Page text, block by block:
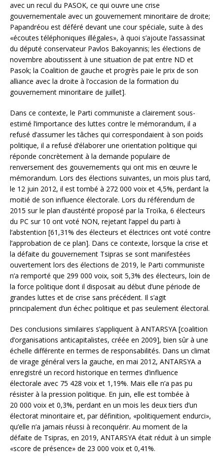
avec un recul du PASOK, ce qui ouvre une crise
gouvernementale avec un gouvernement minoritaire de droite;
Papandréou est déféré devant une cour spéciale, suite à des
«écoutes téléphoniques illégales», à quoi s’ajoute l’assassinat
du député conservateur Pavlos Bakoyannis; les élections de
novembre aboutissent à une situation de pat entre ND et
Pasok; la Coalition de gauche et progrès paie le prix de son
alliance avec la droite à l’occasion de la formation du
gouvernement minoritaire de juillet].
Dans ce contexte, le Parti communiste a clairement sous-
estimé l’importance des luttes contre le mémorandum, il a
refusé d’assumer les tâches qui correspondaient à son poids
politique, il a refusé d’élaborer une orientation politique qui
réponde concrètement à la demande populaire de
renversement des gouvernements qui ont mis en œuvre le
mémorandum. Lors des élections suivantes, un mois plus tard,
le 12 juin 2012, il est tombé à 272 000 voix et 4,5%, perdant la
moitié de son influence électorale. Lors du référendum de
2015 sur le plan d’austérité proposé par la Troïka, 6 électeurs
du PC sur 10 ont voté NON, rejetant l’appel du parti à
l’abstention [61,31% des électeurs et électrices ont voté contre
l’approbation de ce plan]. Dans ce contexte, lorsque la crise et
la défaite du gouvernement Tsipras se sont manifestées
ouvertement lors des élections de 2019, le Parti communiste
n’a remporté que 299 000 voix, soit 5,3% des électeurs, loin de
la force politique dont il disposait au début d’une période de
grandes luttes et de crise sans précédent. Il s’agit
principalement d’un échec politique et pas seulement électoral.
Des conclusions similaires s’appliquent à ANTARSYA [coalition
d’organisations anticapitalistes, créée en 2009], bien sûr à une
échelle différente en termes de responsabilités. Dans un climat
de virage général vers la gauche, en mai 2012, ANTARSYA a
enregistré un record historique en termes d’influence
électorale avec 75 428 voix et 1,19%. Mais elle n’a pas pu
résister à la pression politique. En juin, elle est tombée à
20 000 voix et 0,3%, perdant en un mois les deux tiers d’un
électorat minoritaire et, par définition, «politiquement endurci»,
qu’elle n’a jamais réussi à reconquérir. Au moment de la
défaite de Tsipras, en 2019, ANTARSYA était réduit à un simple
«score de présence» de 23 000 voix et 0,41%.